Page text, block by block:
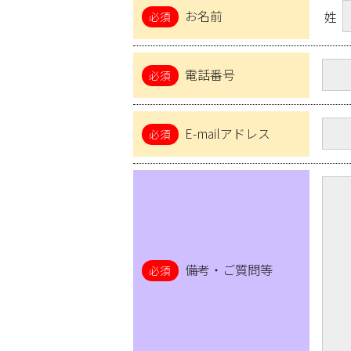
お名前 姓
電話番号
E-mailアドレス
備考・ご質問等